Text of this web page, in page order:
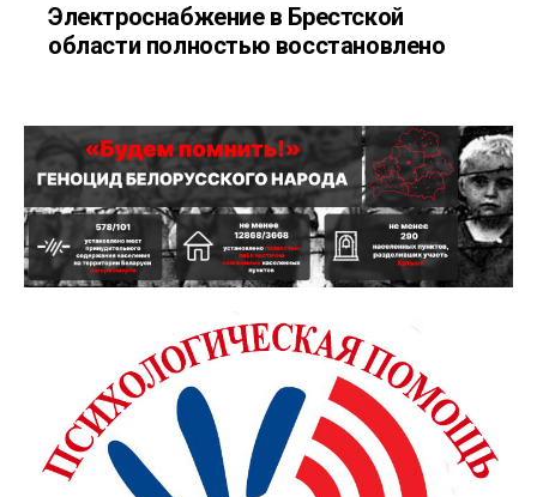
Электроснабжение в Брестской
области полностью восстановлено